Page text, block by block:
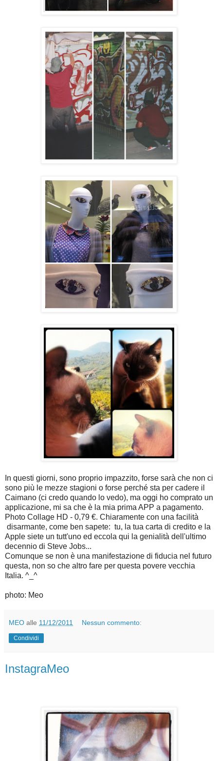
In questi giorni, sono proprio impazzito, forse sarà che non ci
sono più le mezze stagioni o forse perché sta per cadere il
Caimano (ci credo quando lo vedo), ma oggi ho comprato un
applicazione, mi sa che è la mia prima APP a pagamento.
Photo Collage HD - 0,79 €. Chiaramente con una facilità
disarmante, come ben sapete: tu, la tua carta di credito e la
Apple siete un tutt'uno ed eccola qui la genialità dell'ultimo
decennio di Steve Jobs...
Comunque se non è una manifestazione di fiducia nel futuro
questa, non so che altro fare per questa povere vecchia
Italia. ^_^
photo: Meo
MEO alle 11/12/2011 Nessun commento:
Condividi
InstagraMeo